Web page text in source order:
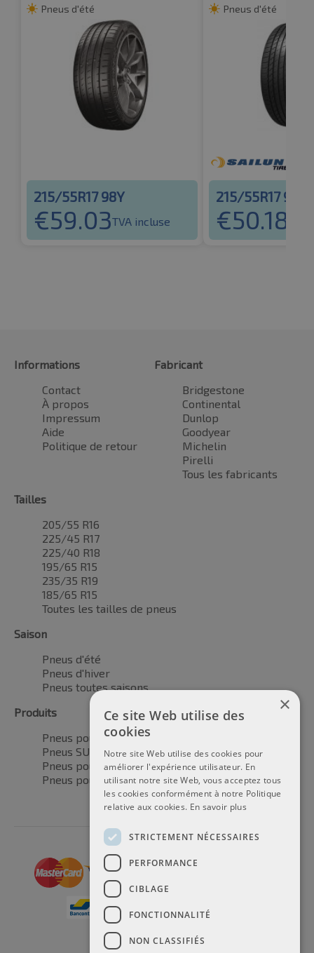
Pneus d'été
215/55R17 98Y
€59.03TVA incluse
Pneus d'été
215/55R17 94V
€50.18
Informations
Contact
À propos
Impressum
Aide
Politique de retour
Fabricant
Bridgestone
Continental
Dunlop
Goodyear
Michelin
Pirelli
Tous les fabricants
Tailles
205/55 R16
225/45 R17
225/40 R18
195/65 R15
235/35 R19
185/65 R15
Toutes les tailles de pneus
Saison
Pneus d'été
Pneus d'hiver
Pneus toutes saisons
Produits
Pneus pour voitures
Pneus SUV / 4x4
Pneus pour camionnettes
Pneus pour motos
×
Ce site Web utilise des
cookies
Notre site Web utilise des cookies pour
améliorer l'expérience utilisateur. En
utilisant notre site Web, vous acceptez tous
les cookies conformément à notre Politique
relative aux cookies. En savoir plus
STRICTEMENT NÉCESSAIRES
PERFORMANCE
CIBLAGE
FONCTIONNALITÉ
NON CLASSIFIÉS